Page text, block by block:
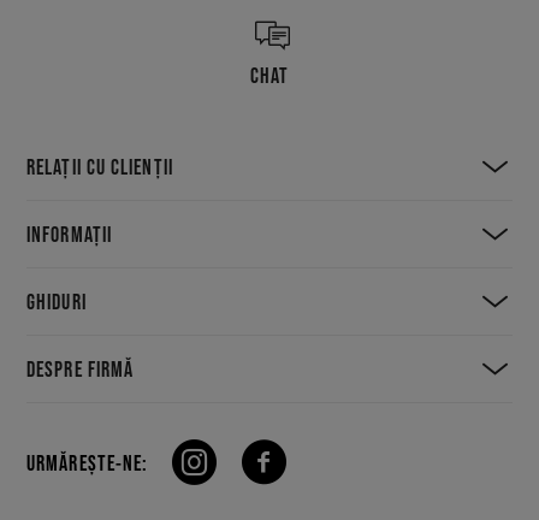
CHAT
RELAȚII CU CLIENȚII
INFORMAȚII
GHIDURI
DESPRE FIRMĂ
URMĂREȘTE-NE: